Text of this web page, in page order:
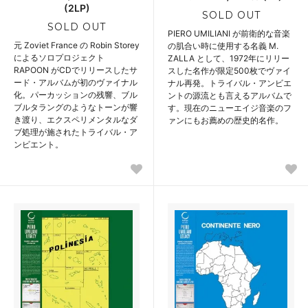
(2LP)
SOLD OUT
元 Zoviet France の Robin Storey
によるソロプロジェクト
RAPOON がCDでリリースしたサ
ード・アルバムが初のヴァイナル
化。パーカッションの残響、ブル
ブルタラングのようなトーンが響
き渡り、エクスペリメンタルなダ
ブ処理が施されたトライバル・ア
ンビエント。
SOLD OUT
PIERO UMILIANI が前衛的な音楽
の肌合い時に使用する名義 M.
ZALLA として、1972年にリリー
スした名作が限定500枚でヴァイ
ナル再発。トライバル・アンビエ
ントの源流とも言えるアルバムで
す。現在のニューエイジ音楽のフ
ァンにもお薦めの歴史的名作。